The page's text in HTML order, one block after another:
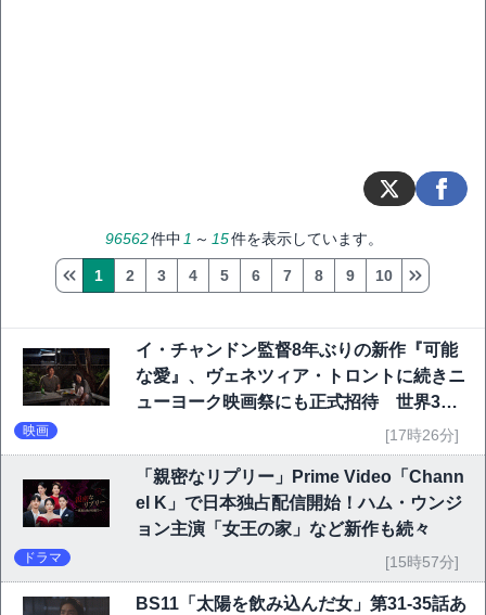
96562件中 1 ～ 15件を表示しています。
1 2 3 4 5 6 7 8 9 10
イ・チャンドン監督8年ぶりの新作『可能
な愛』、ヴェネツィア・トロントに続きニ
ューヨーク映画祭にも正式招待 世界3大
映画 [17時26分]
「親密なリプリー」Prime Video「Chann
el K」で日本独占配信開始！ハム・ウンジ
ョン主演「女王の家」など新作も続々
ドラマ [15時57分]
BS11「太陽を飲み込んだ女」第31-35話あ